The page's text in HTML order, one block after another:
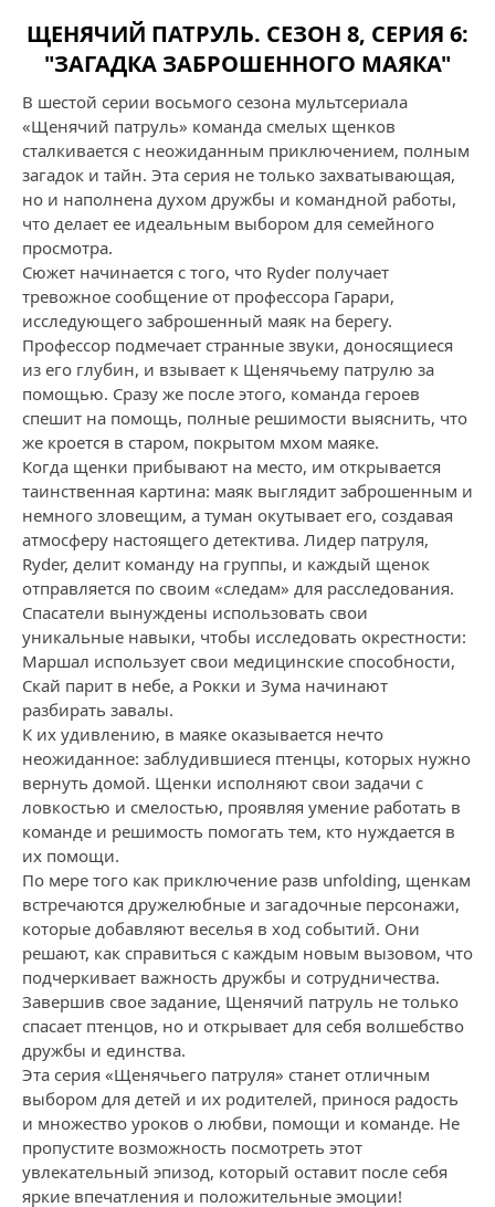
ЩЕНЯЧИЙ ПАТРУЛЬ. СЕЗОН 8, СЕРИЯ 6:
"ЗАГАДКА ЗАБРОШЕННОГО МАЯКА"
В шестой серии восьмого сезона мультсериала
«Щенячий патруль» команда смелых щенков
сталкивается с неожиданным приключением, полным
загадок и тайн. Эта серия не только захватывающая,
но и наполнена духом дружбы и командной работы,
что делает ее идеальным выбором для семейного
просмотра.
Сюжет начинается с того, что Ryder получает
тревожное сообщение от профессора Гарари,
исследующего заброшенный маяк на берегу.
Профессор подмечает странные звуки, доносящиеся
из его глубин, и взывает к Щенячьему патрулю за
помощью. Сразу же после этого, команда героев
спешит на помощь, полные решимости выяснить, что
же кроется в старом, покрытом мхом маяке.
Когда щенки прибывают на место, им открывается
таинственная картина: маяк выглядит заброшенным и
немного зловещим, а туман окутывает его, создавая
атмосферу настоящего детектива. Лидер патруля,
Ryder, делит команду на группы, и каждый щенок
отправляется по своим «следам» для расследования.
Спасатели вынуждены использовать свои
уникальные навыки, чтобы исследовать окрестности:
Маршал использует свои медицинские способности,
Скай парит в небе, а Рокки и Зума начинают
разбирать завалы.
К их удивлению, в маяке оказывается нечто
неожиданное: заблудившиеся птенцы, которых нужно
вернуть домой. Щенки исполняют свои задачи с
ловкостью и смелостью, проявляя умение работать в
команде и решимость помогать тем, кто нуждается в
их помощи.
По мере того как приключение разв unfolding, щенкам
встречаются дружелюбные и загадочные персонажи,
которые добавляют веселья в ход событий. Они
решают, как справиться с каждым новым вызовом, что
подчеркивает важность дружбы и сотрудничества.
Завершив свое задание, Щенячий патруль не только
спасает птенцов, но и открывает для себя волшебство
дружбы и единства.
Эта серия «Щенячьего патруля» станет отличным
выбором для детей и их родителей, принося радость
и множество уроков о любви, помощи и команде. Не
пропустите возможность посмотреть этот
увлекательный эпизод, который оставит после себя
яркие впечатления и положительные эмоции!